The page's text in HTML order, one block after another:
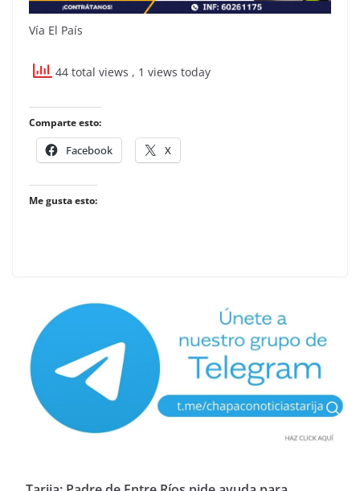
Vía El País
44 total views , 1 views today
Comparte esto:
Facebook X
Me gusta esto: